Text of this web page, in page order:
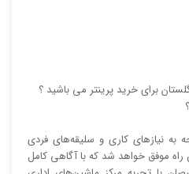
برای خرید پرینتر می باشید ؟
به نیاز‌‌های کاری و سلیقه‌های فردی
موفق خواهد شد که با آگاهی کامل